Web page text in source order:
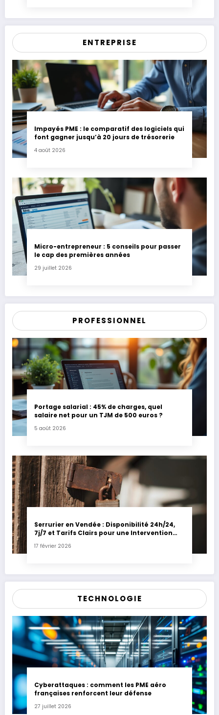
ENTREPRISE
Impayés PME : le comparatif des logiciels qui
font gagner jusqu’à 20 jours de trésorerie
4 août 2026
Micro-entrepreneur : 5 conseils pour passer
le cap des premières années
29 juillet 2026
PROFESSIONNEL
Portage salarial : 45% de charges, quel
salaire net pour un TJM de 500 euros ?
5 août 2026
Serrurier en Vendée : Disponibilité 24h/24,
7j/7 et Tarifs Clairs pour une Intervention
17 février 2026
TECHNOLOGIE
Cyberattaques : comment les PME aéro
françaises renforcent leur défense
27 juillet 2026